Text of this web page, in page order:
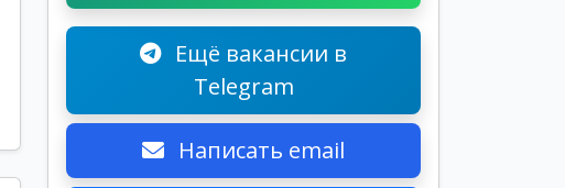
Ещё вакансии в
Telegram
Написать email